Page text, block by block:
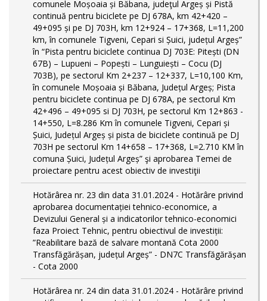
comunele Moșoaia și Băbana, judeţul Argeș și Pistă
continuă pentru biciclete pe DJ 678A, km 42+420 –
49+095 și pe DJ 703H, km 12+924 – 17+368, L=11,200
km, în comunele Tigveni, Cepari si Șuici, județul Argeș”
în “Pista pentru biciclete continua DJ 703E: Pitești (DN
67B) – Lupueni – Popești – Lunguiești – Cocu (DJ
703B), pe sectorul Km 2+237 – 12+337, L=10,100 Km,
în comunele Moșoaia și Băbana, Județul Argeș; Pista
pentru biciclete continua pe DJ 678A, pe sectorul Km
42+496 – 49+095 si DJ 703H, pe sectorul Km 12+863 -
14+550, L=8.286 Km în comunele Tigveni, Cepari și
Șuici, Județul Argeș și pista de biciclete continuă pe DJ
703H pe sectorul Km 14+658 – 17+368, L=2.710 KM în
comuna Șuici, Județul Argeș” şi aprobarea Temei de
proiectare pentru acest obiectiv de investiţii
Hotărârea nr. 23 din data 31.01.2024 - Hotărâre privind
aprobarea documentației tehnico-economice, a
Devizului General și a indicatorilor tehnico-economici
faza Proiect Tehnic, pentru obiectivul de investiții:
”Reabilitare bază de salvare montană Cota 2000
Transfăgărășan, județul Argeș” - DN7C Transfăgărășan
- Cota 2000
Hotărârea nr. 24 din data 31.01.2024 - Hotărâre privind